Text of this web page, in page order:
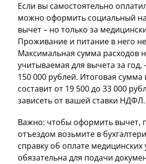
Если вы самостоятельно
можно оформить социальный
вычет – но только за
Проживание и питание в него
Максимальная сумма расходов
учитываемая для вычета за год,
150 000 рублей. Итоговая сумма
составит от 19 500 до 33 000
зависеть от вашей ставки НДФЛ.
Важно: чтобы оформить вычет,
отъездом возьмите в
справку об оплате медицинских
обязательна для подачи